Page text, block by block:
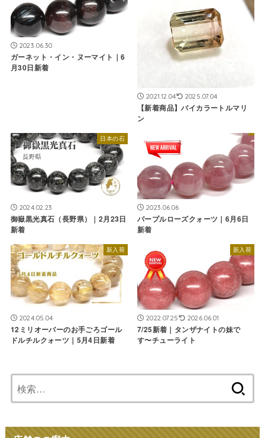
2023.06.30
ガーネット・イン・ヌーマイト｜6
月30日新着
2021.12.04 2025.07.04
【新着商品】バイカラートルマリ
ン
日本の石
2024.02.23
御嶽黒光真石（長野県）｜2月23日
新着
2023.06.06
パープルローズクォーツ｜6月6日
新着
新入荷
2024.05.04
12ミリオーバーのお手ごろゴール
ドルチルクォーツ｜5月4日新着
新入荷
2022.07.25 2026.06.01
7/25新着｜タンザナイトの妹で
す〜チューライト
索: